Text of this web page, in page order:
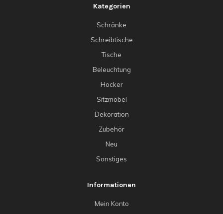
Kategorien
Schränke
Schreibtische
Tische
Beleuchtung
Hocker
Sitzmöbel
Dekoration
Zubehör
Neu
Sonstiges
Informationen
Mein Konto